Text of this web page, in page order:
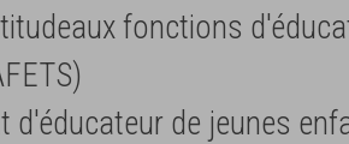
fonctions
d'éducateur de jeunes